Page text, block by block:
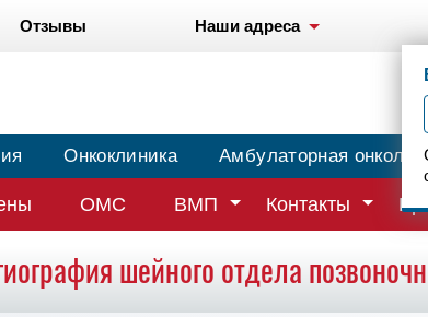
Отзывы Наши адреса
Онкоклиника Амбулаторная
ОМС ВМП Контакты
шейного отдела